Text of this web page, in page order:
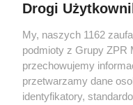
Drogi
My, naszych 1162
podmioty z Grupy ZPR
przechowujemy
przetwarzamy dane
identyfikatory,